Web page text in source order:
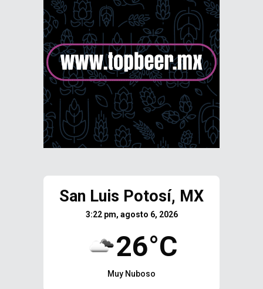
San Luis Potosí, MX
3:22 pm, agosto 6, 2026
26°C
Muy Nuboso